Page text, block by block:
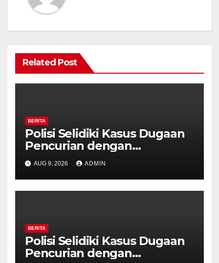
Related Post
BERITA
Polisi Selidiki Kasus Dugaan
Pencurian dengan
Kekerasan di Counter HP
Royal Phone Ambarawa.
AUG 9, 2026 ADMIN
BERITA
Polisi Selidiki Kasus Dugaan
Pencurian dengan